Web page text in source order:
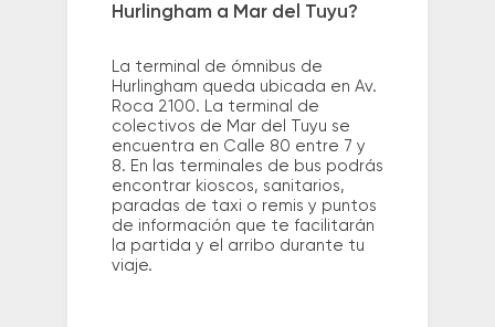
Hurlingham a Mar del Tuyu?
La terminal de ómnibus de
Hurlingham queda ubicada en Av.
Roca 2100. La terminal de
colectivos de Mar del Tuyu se
encuentra en Calle 80 entre 7 y
8. En las terminales de bus podrás
encontrar kioscos, sanitarios,
paradas de taxi o remis y puntos
de información que te facilitarán
la partida y el arribo durante tu
viaje.